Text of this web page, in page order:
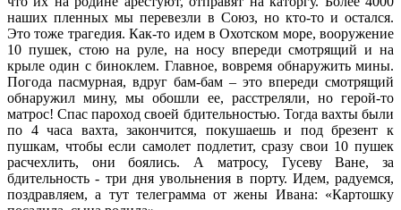
наших пленных мы перевезли в Союз, но кто-то и остался.
Это тоже трагедия. Как-то идем в Охотском море, вооружение
10 пушек, стою на руле, на носу впереди смотрящий и на
крыле один с биноклем. Главное, вовремя обнаружить мины.
Погода пасмурная, вдруг бам-бам – это впереди смотрящий
обнаружил мину, мы обошли ее, расстреляли, но герой-то
матрос! Спас пароход своей бдительностью. Тогда вахты были
по 4 часа вахта, закончится, покушаешь и под брезент к
пушкам, чтобы если самолет подлетит, сразу свои 10 пушек
расчехлить, они боялись. А матросу, Гусеву Ване, за
бдительность - три дня увольнения в порту. Идем, радуемся,
поздравляем, а тут телеграмма от жены Ивана: «Картошку